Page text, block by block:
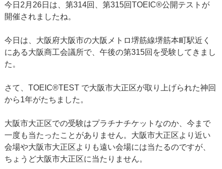
今日2月26日は、第314回、第315回TOEIC®公開テストが
開催されましたね。
今日は、大阪府大阪市の大阪メトロ堺筋線堺筋本町駅近く
にある大阪商工会議所で、午後の第315回を受験してきまし
た。
さて、TOEIC®TEST で大阪市大正区が取り上げられた神回
から1年がたちました。
大阪市大正区での受験はプラチナチケットなのか、今まで
一度も当たったことがありません。大阪市大正区より近い
会場や大阪市大正区よりも遠い会場には当たるのですが、
ちょうど大阪市大正区に当たりません。